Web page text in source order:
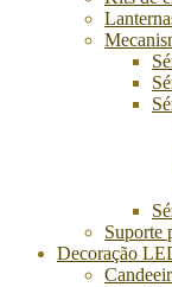
Suporte
Decoração